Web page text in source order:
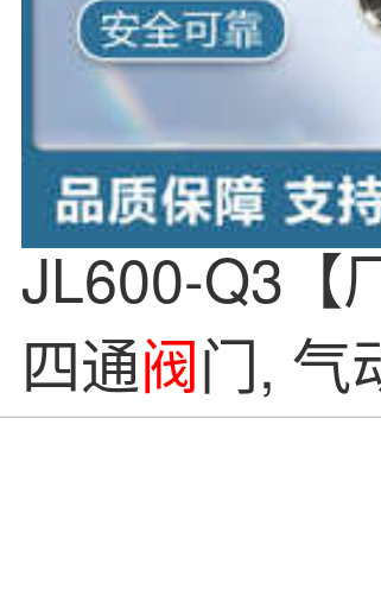
JL600-Q3【
四通阀门, 气
兰阀,不锈